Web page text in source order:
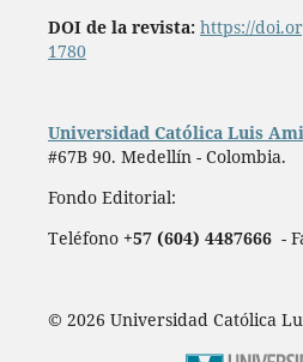
DOI de la revista: https://
1780
Universidad Católica Luis
#67B 90. Medellín - Colombia.
Fondo Editorial:
Teléfono +57 (604) 4487666-
© 2026 Universidad Católica